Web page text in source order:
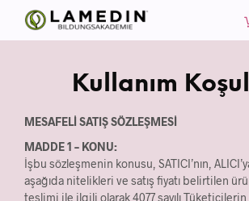
Kullanım
MESAFELİ SATIŞ SÖZLEŞMESİ
MADDE 1 – KONU:
İşbu sözleşmenin konusu, SATICI’nın, ALICI’ya
aşağıda nitelikleri ve satış fiyatı belirtilen
teslimi ile ilgili olarak 4077 sayılı Tüketicilerin